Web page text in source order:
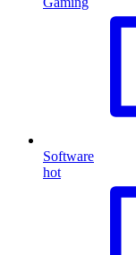
Software
hot